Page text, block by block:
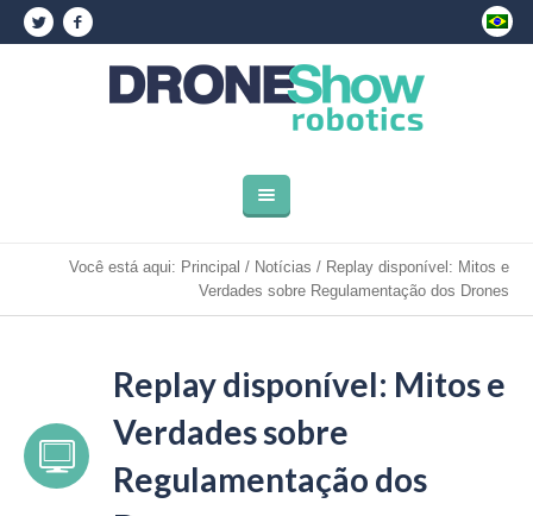
Você está aqui: Principal / Notícias / Replay disponível: Mitos e
Verdades sobre Regulamentação dos Drones
Replay disponível: Mitos e
Verdades sobre
Regulamentação dos